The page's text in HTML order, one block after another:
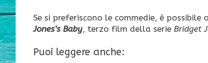
Se si preferiscono le commedie, è
Jones’s Baby, terzo film della serie Bridget
Puoi leggere anche: